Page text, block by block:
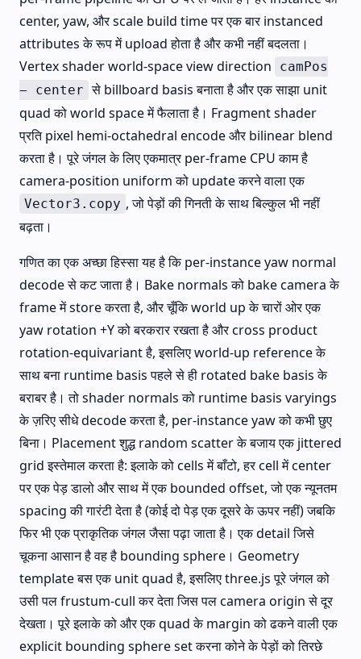
center, yaw, और scale build time पर एक बार instanced
attributes के रूप में upload होता है और कभी नहीं बदलता।
Vertex shader world-space view direction
camPos
− center से billboard basis बनाता है और एक साझा unit
quad को world space में फैलाता है। Fragment shader
प्रति pixel hemi-octahedral encode और bilinear blend
करता है। पूरे जंगल के लिए एकमात्र per-frame CPU काम है
camera-position uniform को update करने वाला एक
Vector3.copy , जो पेड़ों की गिनती के साथ बिल्कुल भी नहीं
बढ़ता।
गणित का एक अच्छा हिस्सा यह है कि per-instance yaw normal
decode से कट जाता है। Bake normals को bake camera के
frame में store करता है, और चूँकि world up के चारों ओर एक
yaw rotation +Y को बरकरार रखता है और cross product
rotation-equivariant है, इसलिए world-up reference के
साथ बना runtime basis पहले से ही rotated bake basis के
बराबर है। तो shader normals को runtime basis varyings
के ज़रिए सीधे decode करता है, per-instance yaw को कभी छुए
बिना। Placement शुद्ध random scatter के बजाय एक jittered
grid इस्तेमाल करता है: इलाके को cells में बाँटो, हर cell में center
पर एक पेड़ डालो और साथ में एक bounded offset, जो एक न्यूनतम
spacing की गारंटी देता है (कोई दो पेड़ एक दूसरे के ऊपर नहीं) जबकि
फिर भी एक प्राकृतिक जंगल जैसा पढ़ा जाता है। एक detail जिसे
चूकना आसान है वह है bounding sphere। Geometry
template बस एक unit quad है, इसलिए three.js पूरे जंगल को
उसी पल frustum-cull कर देता जिस पल camera origin से दूर
देखता। पूरे इलाके को और एक quad के margin को ढकने वाली एक
explicit bounding sphere set करना कोने के पेड़ों को तिरछे